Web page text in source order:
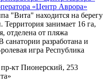
«Центр Аврора»
"Вита" находится на берегу
занимает 16 га,
отделена от пляжа
разработана и
игра Республика
кт Пионерский, 253